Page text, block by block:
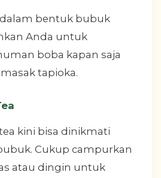
bentuk bubuk
Anda untuk
boba kapan saja
tapioka.
kini bisa dinikmati
Cukup campurkan
atau dingin untuk